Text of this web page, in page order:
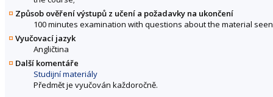
Způsob ověření výstupů z učení a požadavky na ukončení
100 minutes examination with questions about the material
Vyučovací jazyk
Angličtina
Další komentáře
Studijní materiály
Předmět je vyučován každoročně.